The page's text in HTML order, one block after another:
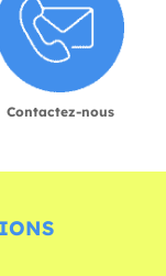
Contactez-nous